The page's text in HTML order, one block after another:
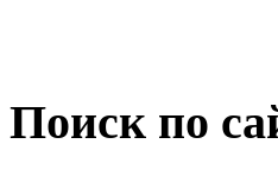
Поиск по